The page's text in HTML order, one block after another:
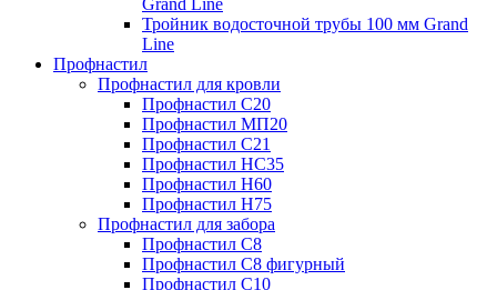
Grand Line
Тройник водосточной трубы 100 мм Grand
Line
Профнастил
Профнастил для кровли
Профнастил С20
Профнастил МП20
Профнастил С21
Профнастил НС35
Профнастил Н60
Профнастил Н75
Профнастил для забора
Профнастил С8
Профнастил С8 фигурный
Профнастил С10